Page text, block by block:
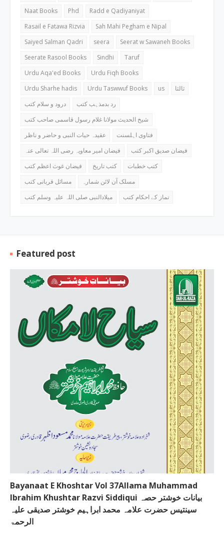
Naat Books
Phd
Radd e Qadiyaniyat
Rasail e Fatawa Rizvia
Sah Mahi Pegham e Nipal
Saiyed Salman Qadri
seera
Seerat w Sawaneh Books
Seerate Rasool Books
Sindhi
Taruf
Urdu Aqa'ed Books
Urdu Fiqh Books
Urdu Sharhe hadis
Urdu Taswwuf Books us
ثالثا
درود و سلام کتب
رد بدمذہب کتب
شیخ الحدیث مولانا غلام رسول قاسمی صاحب کتب
عقیدہ حیات النبی و حاضر و ناظر
فتاوی اہلسنت
فیضان امیر معاویہ رضی اللہ تعالی عنہ
فیضان صدیق اکبر کتب
فیضان غوث اعظم کتب
کتب تاریخ
کتب خطبات
مسائل قربانی کتب
مسلک آن لائن شمارہ
میلادالنبی صلی اللہ علیہ وسلم کتب
نماز کے احکام کتب
Featured post
Bayanaat E Khoshtar Vol 37Allama Muhammad
Ibrahim Khushtar Razvi Siddiqui بیانات خوشتر حصہ
سینتیس حضرت علامہ محمد ابراہیم خوشتر صدیقی علیہ
الرحمۃ